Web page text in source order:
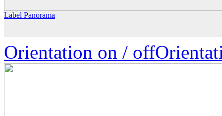
Label Panorama
Orientation on / off